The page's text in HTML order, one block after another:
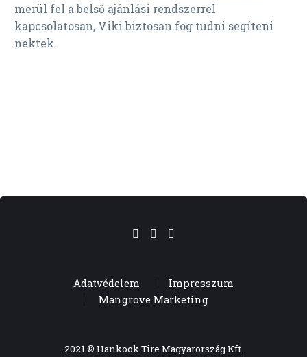
merül fel a belső ajánlási rendszerrel
kapcsolatosan, Viki biztosan fog tudni segíteni
nektek.
Adatvédelem
Impresszum
Mangrove Marketing
2021 © Hankook Tire Magyarország Kft.